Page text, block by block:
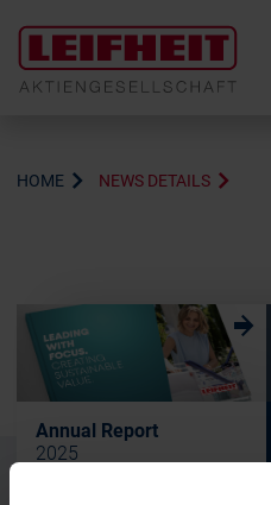
HOME NEWS DETAILS
Annual Report
2025
w